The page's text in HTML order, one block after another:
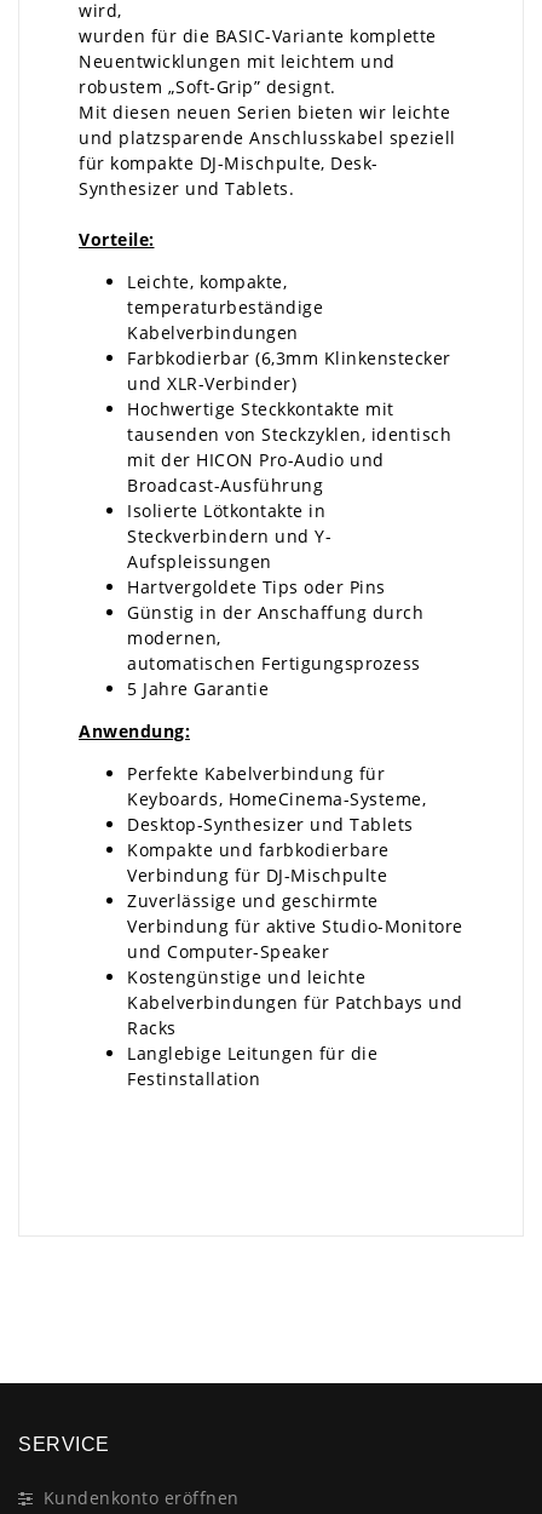
wird,
wurden für die BASIC-Variante komplette
Neuentwicklungen mit leichtem und
robustem „Soft-Grip” designt.
Mit diesen neuen Serien bieten wir leichte
und platzsparende Anschlusskabel speziell
für kompakte DJ-Mischpulte, Desk-
Synthesizer und Tablets.
Vorteile:
Leichte, kompakte,
temperaturbeständige
Kabelverbindungen
Farbkodierbar (6,3mm Klinkenstecker
und XLR-Verbinder)
Hochwertige Steckkontakte mit
tausenden von Steckzyklen, identisch
mit der HICON Pro-Audio und
Broadcast-Ausführung
Isolierte Lötkontakte in
Steckverbindern und Y-
Aufspleissungen
Hartvergoldete Tips oder Pins
Günstig in der Anschaffung durch
modernen,
automatischen Fertigungsprozess
5 Jahre Garantie
Anwendung:
Perfekte Kabelverbindung für
Keyboards, HomeCinema-Systeme,
Desktop-Synthesizer und Tablets
Kompakte und farbkodierbare
Verbindung für DJ-Mischpulte
Zuverlässige und geschirmte
Verbindung für aktive Studio-Monitore
und Computer-Speaker
Kostengünstige und leichte
Kabelverbindungen für Patchbays und
Racks
Langlebige Leitungen für die
Festinstallation
SERVICE
Kundenkonto eröffnen